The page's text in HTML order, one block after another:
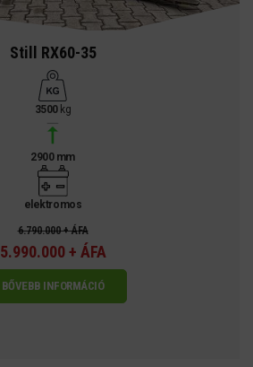
Still RX60-35
3500kg
2900 mm
elektromos
6.790.000 + ÁFA
5.990.000 + ÁFA
BŐVEBB INFORMÁCIÓ